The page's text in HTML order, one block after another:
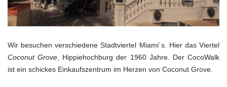
Wir besuchen verschiedene Stadtviertel Miami´s. Hier das Viertel
Coconut Grove , Hippiehochburg der 1960 Jahre. Der CocoWalk
ist ein schickes Einkaufszentrum im Herzen von Coconut Grove.